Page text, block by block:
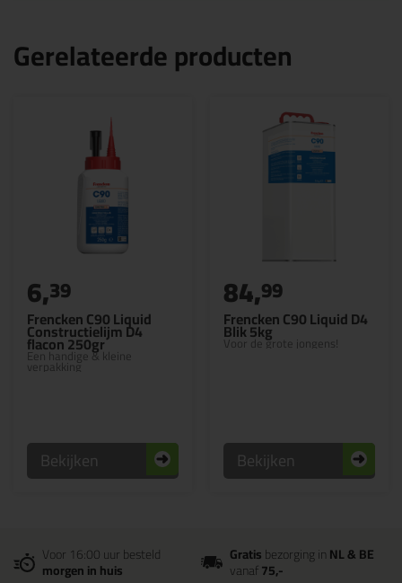
Gerelateerde producten
Frencken C90 Liquid
Constructielijm D4
flacon 250gr
Een handige & kleine
verpakking
6,39
Bekijken
Frencken C90 Liquid D4
Blik 5kg
Voor de grote jongens!
84,99
Bekijken
Voor 16:00 uur besteld
morgen in huis
Gratisbezorging inNL & BE
vanaf75,-